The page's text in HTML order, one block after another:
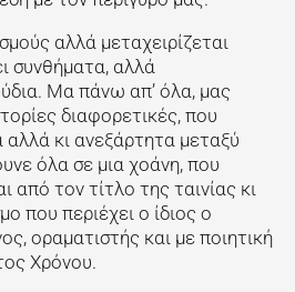
αλλά μεταχειρίζεται
συνθήματα, αλλά
Μα πάνω απ’ όλα, μας
διαφορετικές, που
αλλά κι ανεξάρτητα μεταξύ
όλα σε μια χοάνη, που
από τον τίτλο της ταινίας κι
που περιέχει ο ίδιος ο
οραματιστής και με ποιητική
Χρόνου.